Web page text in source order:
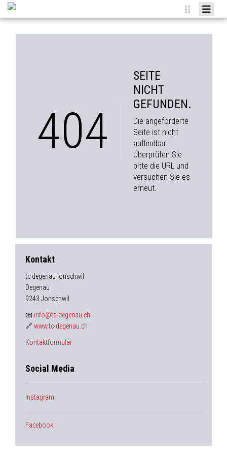
SPONSOREN
MITGLIED WERDEN
404
SEITE
NICHT
GEFUNDEN.
Die angeforderte
Seite ist nicht
auffindbar.
Überprüfen Sie
bitte die URL und
versuchen Sie es
erneut.
Kontakt
tc degenau jonschwil
Degenau
9243 Jonschwil
📧 info@tc-degenau.ch
🔗www.tc-degenau.ch
Kontaktformular
Social Media
Instagram
Facebook